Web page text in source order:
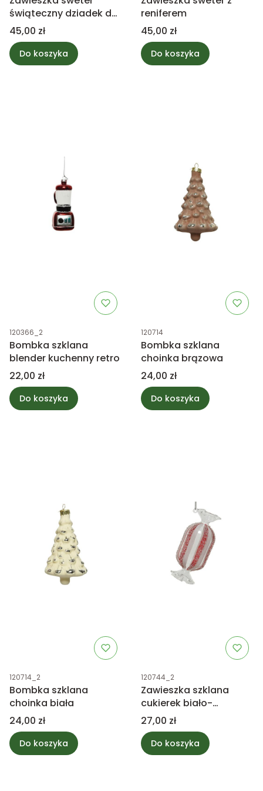
świąteczny dziadek do
orzechów
Cena
45,00 zł
Do koszyka
reniferem
Cena
45,00 zł
Do koszyka
Kod produktu
120366_2
Bombka szklana
blender kuchenny retro
Cena
22,00 zł
Do koszyka
Kod produktu
120714
Bombka szklana
choinka brązowa
Cena
24,00 zł
Do koszyka
Kod produktu
120714_2
Bombka szklana
choinka biała
Cena
24,00 zł
Do koszyka
Kod produktu
120744_2
Zawieszka szklana
cukierek biało-
czerwony
Cena
27,00 zł
Do koszyka